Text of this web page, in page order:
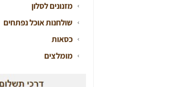
מזנונים לסלון
שולחנות אוכל נפתחים
כסאות
מומלצים